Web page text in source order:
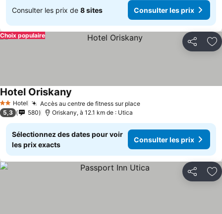
Consulter les prix de 8 sites Consulter les prix
Partager
Choix populaire
2 Étoiles
Hotel Accès au centre de fitness sur place
Hotel Oriskany
5,3 580 Oriskany, à 12.1 km de : Utica
Sélectionnez des dates pour voir
les prix exacts
Consulter les prix
Partager